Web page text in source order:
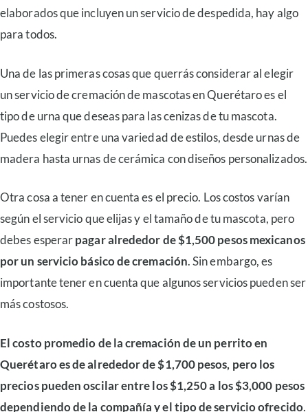
elaborados que incluyen un servicio de despedida, hay algo
para todos.
Una de las primeras cosas que querrás considerar al elegir
un servicio de cremación de mascotas en Querétaro es el
tipo de urna que deseas para las cenizas de tu mascota.
Puedes elegir entre una variedad de estilos, desde urnas de
madera hasta urnas de cerámica con diseños personalizados.
Otra cosa a tener en cuenta es el precio. Los costos varían
según el servicio que elijas y el tamaño de tu mascota, pero
debes esperarpagar alrededor de $1,500 pesos mexicanos
por un servicio básico de cremación. Sin embargo, es
importante tener en cuenta que algunos servicios pueden ser
más costosos.
El costo promedio de la cremación de un perrito en
Querétaroes de alrededor de $1,700 pesos, pero los
precios pueden oscilar entre los $1,250 a los $3,000 pesos
dependiendo de la compañía y el tipo de servicio ofrecido.